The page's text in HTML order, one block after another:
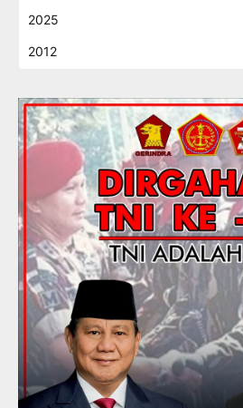
2025
2012